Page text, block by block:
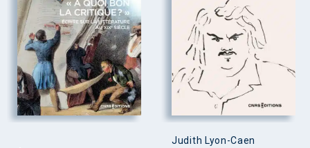
Judith Lyon-Caen